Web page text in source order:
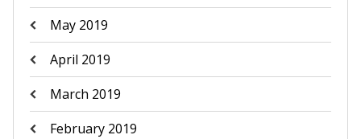
May 2019
April 2019
March 2019
February 2019